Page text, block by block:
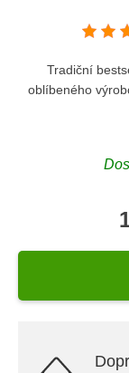
Tradiční
oblíbeného